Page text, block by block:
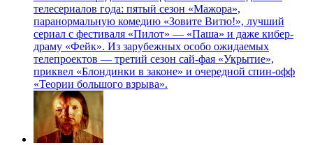
телесериалов года: пятый сезон «Мажора»,
паранормальную комедию «Зовите Витю!», лучший
сериал с фестиваля «Пилот» — «Паша» и даже кибер-
драму «Фейк». Из зарубежных особо ожидаемых
телепроектов — третий сезон сай-фая «Укрытие»,
приквел «Блондинки в законе» и очередной спин-офф
«Теории большого взрыва».